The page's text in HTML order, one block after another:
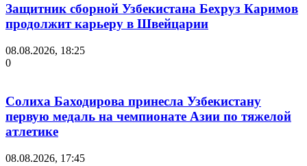
Защитник сборной Узбекистана Бехруз Каримов
продолжит карьеру в Швейцарии
08.08.2026, 18:25
0
Солиха Баходирова принесла Узбекистану
первую медаль на чемпионате Азии по тяжелой
атлетике
08.08.2026, 17:45